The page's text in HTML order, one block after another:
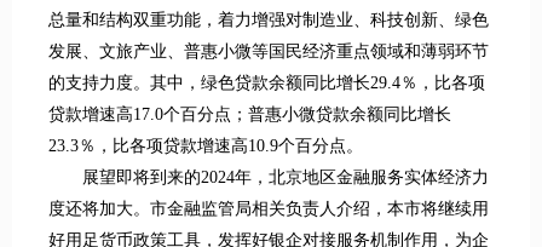
总量和结构双重功能，着力增强对制造业、科技创新、绿色
发展、文旅产业、普惠小微等国民经济重点领域和薄弱环节
的支持力度。其中，绿色贷款余额同比增长29.4％，比各项
贷款增速高17.0个百分点；普惠小微贷款余额同比增长
23.3％，比各项贷款增速高10.9个百分点。
展望即将到来的2024年，北京地区金融服务实体经济力
度还将加大。市金融监管局相关负责人介绍，本市将继续用
好用足货币政策工具，发挥好银企对接服务机制作用，为企